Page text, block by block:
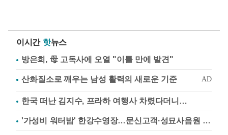
이시간 핫뉴스
방은희, 母 고독사에 오열 "이틀 만에 발견"
한국 떠난 김지수, 프라하 여행사 차렸다더니…
'가성비 워터밤' 한강수영장…문신고객·성묘사음원 민원